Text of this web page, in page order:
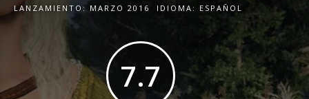
LANZAMIENTO: MARZO 2016 IDIOMA: ESPAÑOL
7.7